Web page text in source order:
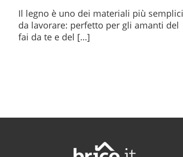
Il legno è uno dei materiali più semplici
da lavorare: perfetto per gli amanti del
fai da te e del […]